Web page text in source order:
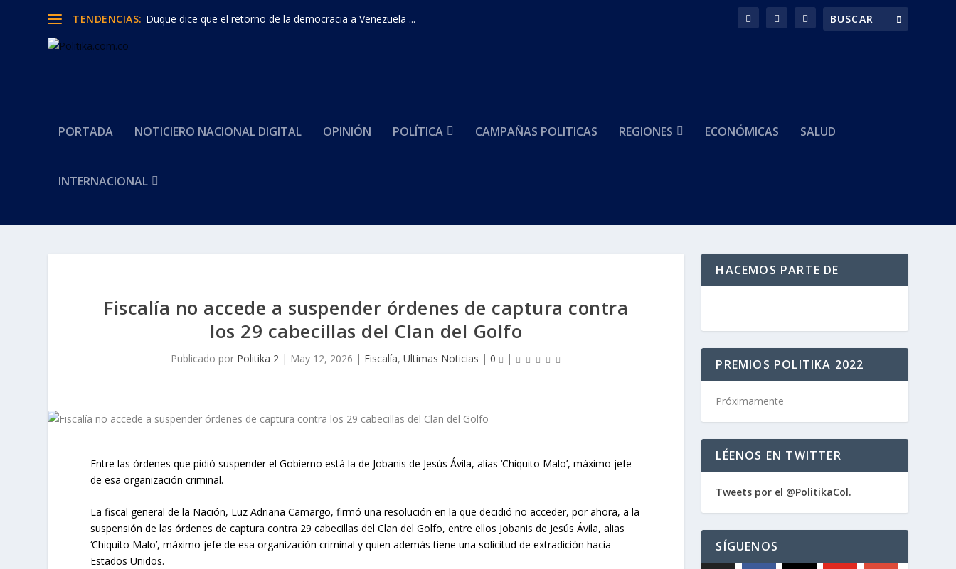
TENDENCIAS: Duque dice que el retorno de la democracia a Venezuela ...
PORTADA NOTICIERO NACIONAL DIGITAL OPINIÓN POLÍTICA CAMPAÑAS POLITICAS REGIONES ECONÓMICAS SALUD
INTERNACIONAL
Fiscalía no accede a suspender órdenes de captura contra
los 29 cabecillas del Clan del Golfo
Publicado por Politika 2| May 12, 2026 | Fiscalía, Ultimas Noticias | 0 |
Entre las órdenes que pidió suspender el Gobierno está la de Jobanis de Jesús Ávila, alias ‘Chiquito Malo’, máximo jefe
de esa organización criminal.
La fiscal general de la Nación, Luz Adriana Camargo, firmó una resolución en la que decidió no acceder, por ahora, a la
suspensión de las órdenes de captura contra 29 cabecillas del Clan del Golfo, entre ellos Jobanis de Jesús Ávila, alias
‘Chiquito Malo’, máximo jefe de esa organización criminal y quien además tiene una solicitud de extradición hacia
Estados Unidos.
HACEMOS PARTE DE
PREMIOS POLITIKA 2022
Próximamente
LÉENOS EN TWITTER
Tweets por el @PolitikaCol.
SÍGUENOS